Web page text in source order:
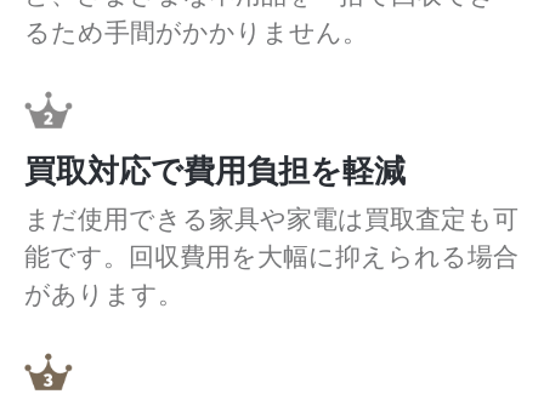
るため手間がかかりません。
買取対応で費用負担を軽減
まだ使用できる家具や家電は買取査定も可
能です。回収費用を大幅に抑えられる場合
があります。